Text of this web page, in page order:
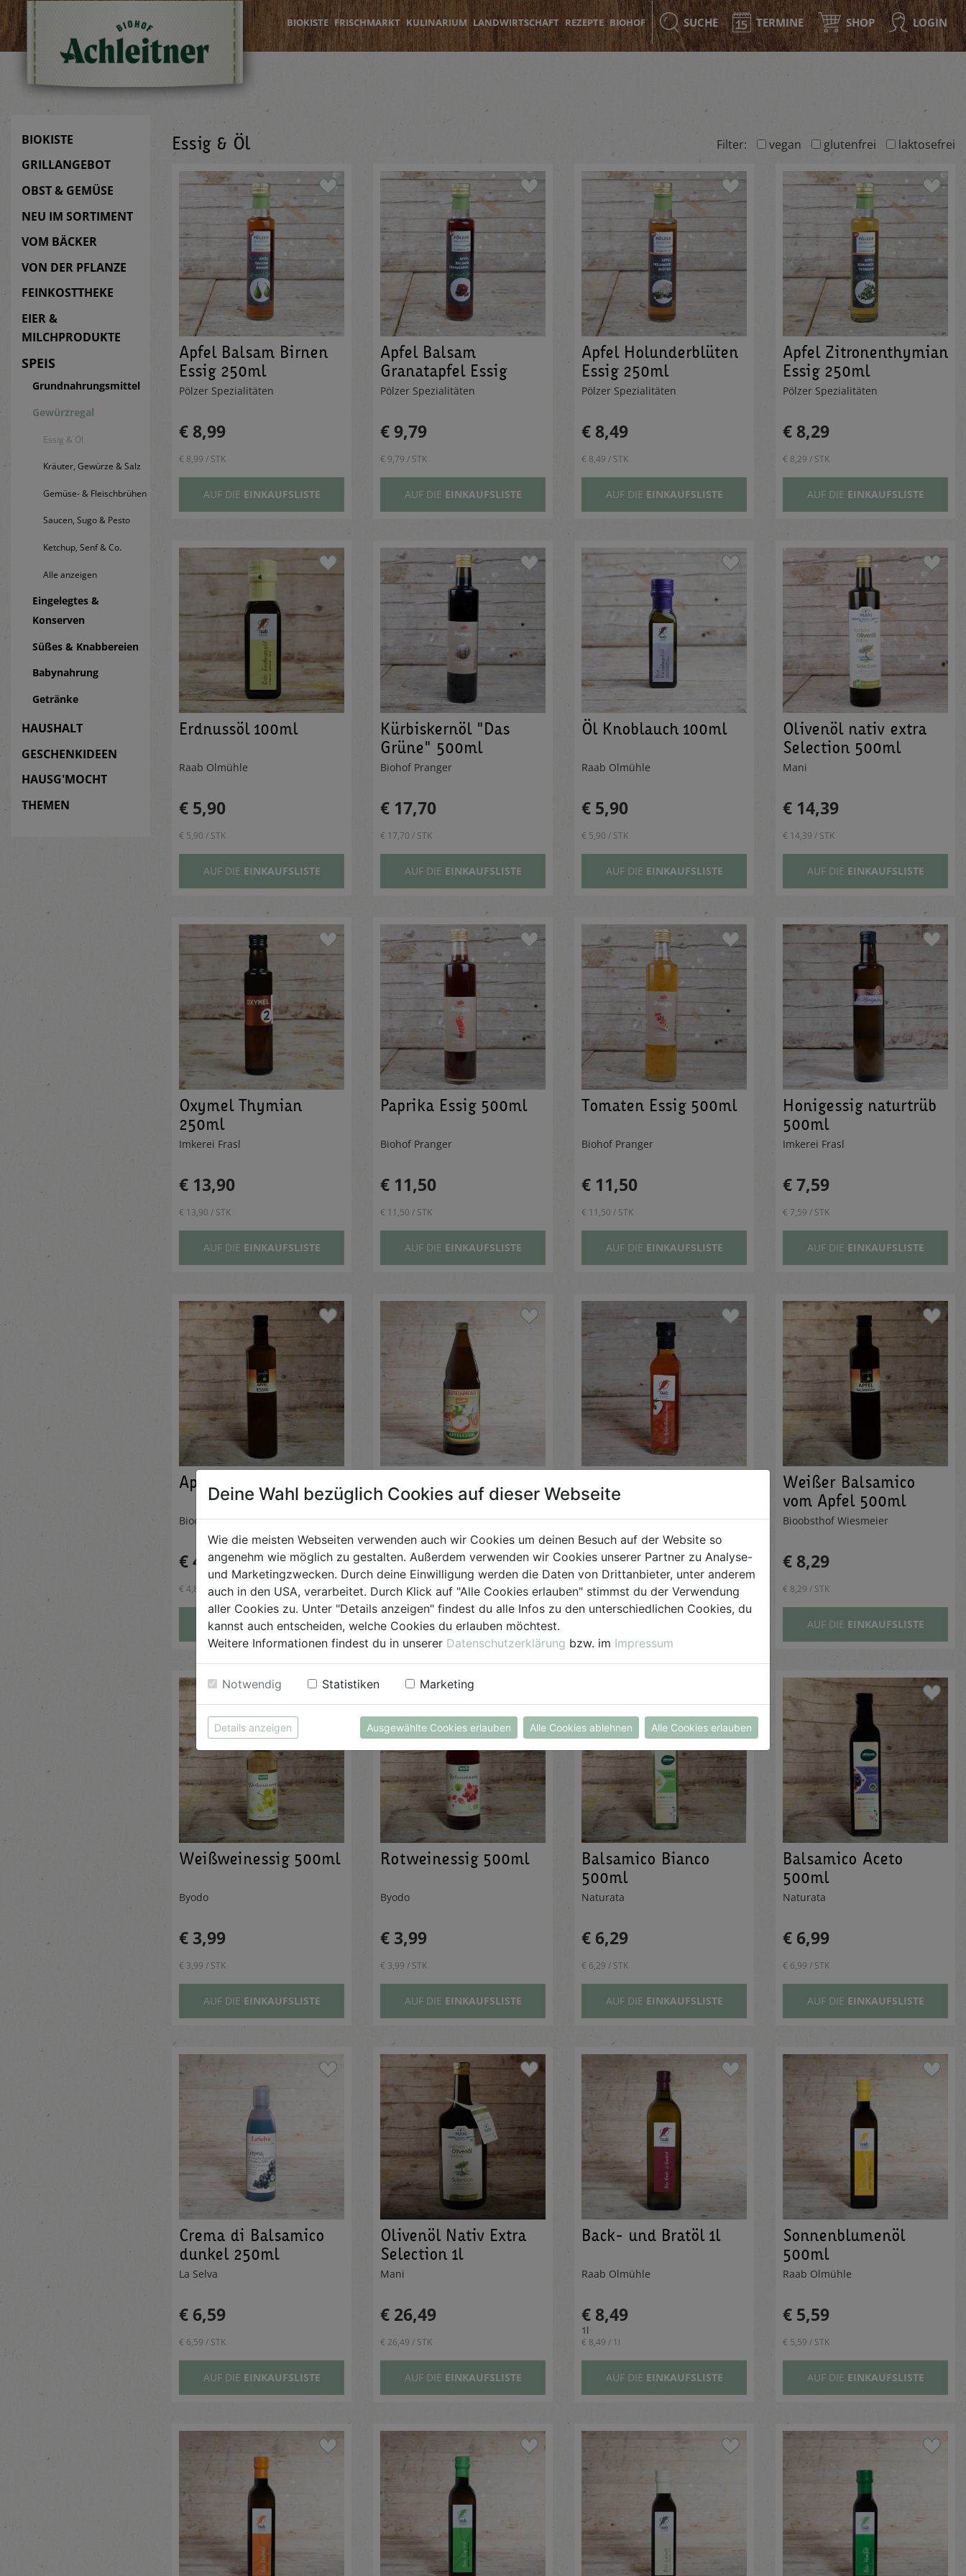
BIOKISTE FRISCHMARKT KULINARIUM LANDWIRTSCHAFT REZEPTE BIOHOF SUCHE TERMINE SHOP LOGIN
BIOKISTE
GRILLANGEBOT
OBST & GEMÜSE
NEU IM SORTIMENT
VOM BÄCKER
VON DER PFLANZE
FEINKOSTTHEKE
EIER &
MILCHPRODUKTE
SPEIS
Grundnahrungsmittel
Gewürzregal
Essig & Öl
Kräuter, Gewürze & Salz
Gemüse- & Fleischbrühen
Saucen, Sugo & Pesto
Ketchup, Senf & Co.
Alle anzeigen
Eingelegtes &
Konserven
Süßes & Knabbereien
Babynahrung
Getränke
HAUSHALT
GESCHENKIDEEN
HAUSG'MOCHT
THEMEN
Essig & Öl Filter: vegan glutenfrei laktosefrei
Apfel Balsam Birnen
Essig 250ml
Pölzer Spezialitäten
€ 8,99
€ 8,99 / STK
AUF DIE EINKAUFSLISTE
Apfel Balsam
Granatapfel Essig
250ml
Pölzer Spezialitäten
€ 9,79
€ 9,79 / STK
AUF DIE EINKAUFSLISTE
Apfel Holunderblüten
Essig 250ml
Pölzer Spezialitäten
€ 8,49
€ 8,49 / STK
AUF DIE EINKAUFSLISTE
Apfel Zitronenthymian
Essig 250ml
Pölzer Spezialitäten
€ 8,29
€ 8,29 / STK
AUF DIE EINKAUFSLISTE
Erdnussöl 100ml
Raab Ölmühle
€ 5,90
€ 5,90 / STK
AUF DIE EINKAUFSLISTE
Kürbiskernöl "Das
Grüne" 500ml
Biohof Pranger
€ 17,70
€ 17,70 / STK
AUF DIE EINKAUFSLISTE
Öl Knoblauch 100ml
Raab Ölmühle
€ 5,90
€ 5,90 / STK
AUF DIE EINKAUFSLISTE
Olivenöl nativ extra
Selection 500ml
Mani
€ 14,39
€ 14,39 / STK
AUF DIE EINKAUFSLISTE
Oxymel Thymian
250ml
Imkerei Frasl
€ 13,90
€ 13,90 / STK
AUF DIE EINKAUFSLISTE
Paprika Essig 500ml
Biohof Pranger
€ 11,50
€ 11,50 / STK
AUF DIE EINKAUFSLISTE
Tomaten Essig 500ml
Biohof Pranger
€ 11,50
€ 11,50 / STK
AUF DIE EINKAUFSLISTE
Honigessig naturtrüb
500ml
Imkerei Frasl
€ 7,59
€ 7,59 / STK
AUF DIE EINKAUFSLISTE
Apfelessig 500ml
Bioobsthof Wiesmeier
€ 4,89
€ 4,89 / STK
AUF DIE EINKAUFSLISTE
Apfelessig naturtrüb
750ml
Beutelsbacher
€ 3,45
€ 3,45 / STK
AUF DIEEINKAUFSLISTE
250ml
Raab Ölmühle
€ 7,79
€ 7,79 / STK
Weißer Balsamico
vom Apfel 500ml
Bioobsthof Wiesmeier
€ 8,29
€ 8,29 / STK
AUF DIE EINKAUFSLISTE
Weißweinessig 500ml
Byodo
€ 3,99
€ 3,99 / STK
AUF DIE EINKAUFSLISTE
Rotweinessig 500ml
Byodo
€ 3,99
€ 3,99 / STK
AUF DIE EINKAUFSLISTE
Balsamico Bianco
500ml
Naturata
€ 6,29
€ 6,29 / STK
AUF DIE EINKAUFSLISTE
Balsamico Aceto
500ml
Naturata
€ 6,99
€ 6,99 / STK
AUF DIE EINKAUFSLISTE
Crema di Balsamico
dunkel 250ml
La Selva
€ 6,59
€ 6,59 / STK
AUF DIE EINKAUFSLISTE
Olivenöl Nativ Extra
Selection 1l
Mani
€ 26,49
€ 26,49 / STK
AUF DIE EINKAUFSLISTE
Back- und Bratöl 1l
Raab Ölmühle
€ 8,49
1l
€ 8,49 / 1l
AUF DIE EINKAUFSLISTE
Sonnenblumenöl
500ml
Raab Ölmühle
€ 5,59
€ 5,59 / STK
AUF DIE EINKAUFSLISTE
Deine Wahl bezüglich Cookies auf dieser Webseite
Wie die meisten Webseiten verwenden auch wir Cookies um deinen Besuch auf der Website so
angenehm wie möglich zu gestalten. Außerdem verwenden wir Cookies unserer Partner zu Analyse-
und Marketingzwecken. Durch deine Einwilligung werden die Daten von Drittanbieter, unter anderem
auch in den USA, verarbeitet. Durch Klick auf "Alle Cookies erlauben" stimmst du der Verwendung
aller Cookies zu. Unter "Details anzeigen" findest du alle Infos zu den unterschiedlichen Cookies, du
kannst auch entscheiden, welche Cookies du erlauben möchtest.
Weitere Informationen findest du in unserer Datenschutzerklärung bzw. im Impressum
Notwendig Statistiken Marketing
Details anzeigen Ausgewählte Cookies erlauben Alle Cookies ablehnen Alle Cookies erlauben